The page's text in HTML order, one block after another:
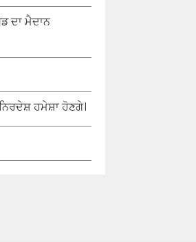
ਦਾ ਮੈਦਾਨ
ਹਮੇਸ਼ਾ ਹੋਣਗੇ।